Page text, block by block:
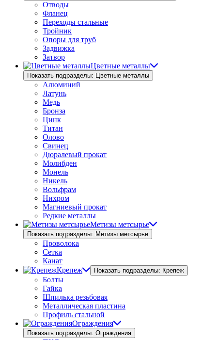
Отводы
Фланец
Переходы стальные
Тройник
Опоры для труб
Задвижка
Затвор
Цветные металлы
Показать подразделы: Цветные металлы
Алюминий
Латунь
Медь
Бронза
Цинк
Титан
Олово
Свинец
Дюралевый прокат
Молибден
Монель
Никель
Вольфрам
Нихром
Магниевый прокат
Редкие металлы
Метизы метсырье
Показать подразделы: Метизы метсырье
Проволока
Сетка
Канат
Крепеж
Показать подразделы: Крепеж
Болты
Гайка
Шпилька резьбовая
Металлическая пластина
Профиль стальной
Ограждения
Показать подразделы: Ограждения